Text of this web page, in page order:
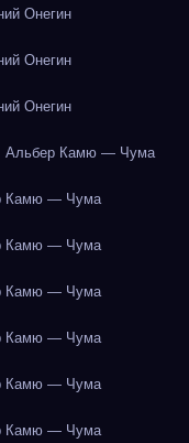
Онегин
Онегин
Онегин
Альбер Камю — Чума
Камю — Чума
Камю — Чума
Камю — Чума
Камю — Чума
Камю — Чума
Камю — Чума